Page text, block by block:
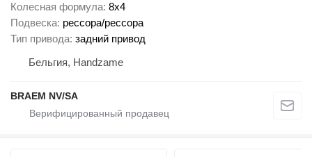
Колесная формула 8x4
Подвеска рессора/рессора
Тип привода задний привод
Бельгия, Handzame
BRAEM NV/SA